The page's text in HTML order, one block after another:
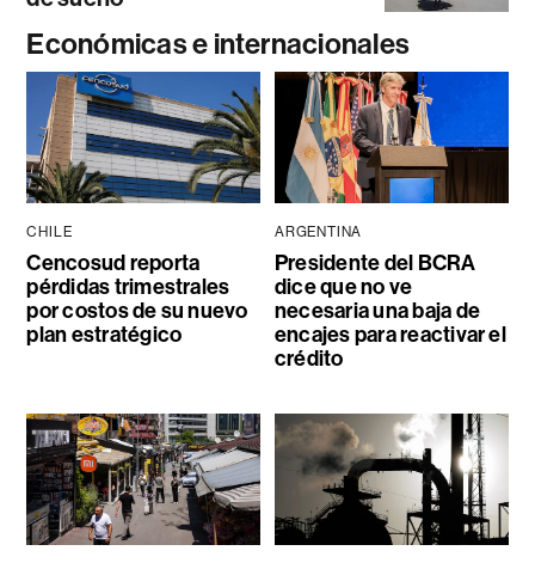
Económicas e internacionales
CHILE
Cencosud reporta
pérdidas trimestrales
por costos de su nuevo
plan estratégico
ARGENTINA
Presidente del BCRA
dice que no ve
necesaria una baja de
encajes para reactivar el
crédito